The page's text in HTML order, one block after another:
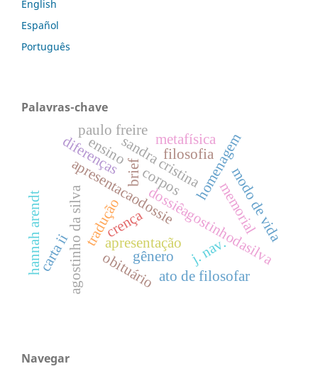
English
Español
Português
Palavras-chave
apresentaçãodossiêagostinhodasilva
apresentacaodossie
tradução
brief
j. nav.
agostinho da silva
carta ii
sandra cristina
obituário
homenagem
memorial
diferenças
corpos
filosofia
metafísica
modo de vida
paulo freire
ato de filosofar
crença
gênero
ensino
hannah arendt
Navegar